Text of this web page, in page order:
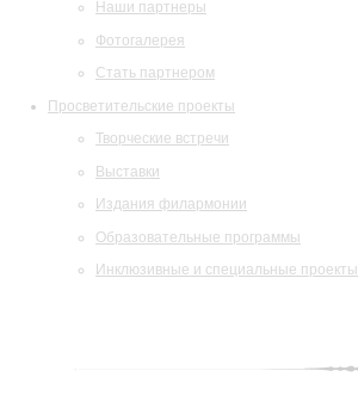
Наши партнеры
Фотогалерея
Стать партнером
Просветительские проекты
Творческие встречи
Выставки
Издания филармонии
Образовательные программы
Инклюзивные и специальные проекты